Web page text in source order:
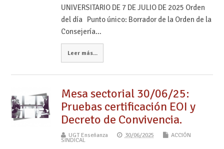
UNIVERSITARIO DE 7 DE JULIO DE 2025 Orden
del día Punto único: Borrador de la Orden de la
Consejería…
Leer más...
Mesa sectorial 30/06/25:
Pruebas certificación EOI y
Decreto de Convivencia.
UGT Enseñanza 30/06/2025 ACCIÓN
SINDICAL